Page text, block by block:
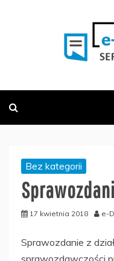
Bez kategorii
17 kwietnia 2018 e-
Sprawozdanie z
sprawozdawczości